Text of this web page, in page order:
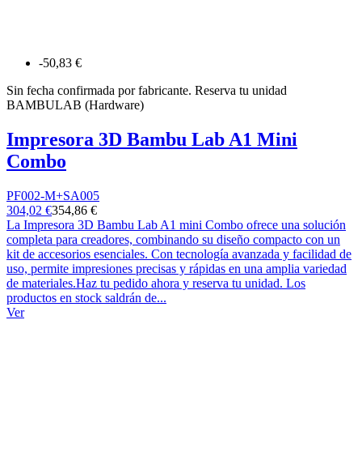
-50,83 €
Sin fecha confirmada por fabricante. Reserva tu unidad
BAMBULAB (Hardware)
Impresora 3D Bambu Lab A1 Mini
Combo
PF002-M+SA005
304,02 €354,86 €
La Impresora 3D Bambu Lab A1 mini Combo ofrece una solución
completa para creadores, combinando su diseño compacto con un
kit de accesorios esenciales. Con tecnología avanzada y facilidad de
uso, permite impresiones precisas y rápidas en una amplia variedad
de materiales.Haz tu pedido ahora y reserva tu unidad. Los
productos en stock saldrán de...
Ver